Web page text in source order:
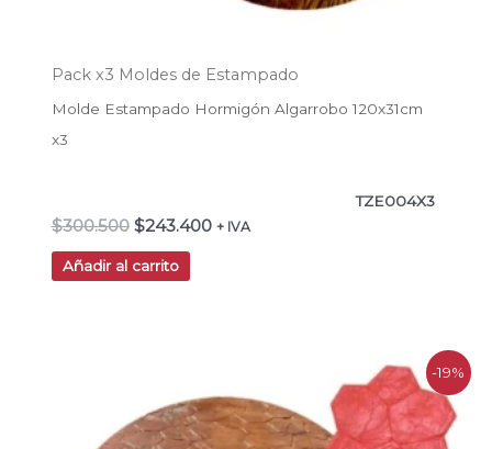
Pack x3 Moldes de Estampado
Molde Estampado Hormigón Algarrobo 120x31cm
x3
TZE004X3
$300.500 $243.400 + IVA
Añadir al carrito
-19%
original
era:
actual
es: